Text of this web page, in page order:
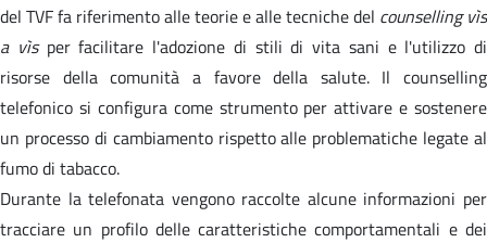
del TVF fa riferimento alle teorie e alle tecniche del counselling vìs
a vìs per facilitare l'adozione di stili di vita sani e l'utilizzo di
risorse della comunità a favore della salute. Il counselling
telefonico si configura come strumento per attivare e sostenere
un processo di cambiamento rispetto alle problematiche legate al
fumo di tabacco.
Durante la telefonata vengono raccolte alcune informazioni per
tracciare un profilo delle caratteristiche comportamentali e dei